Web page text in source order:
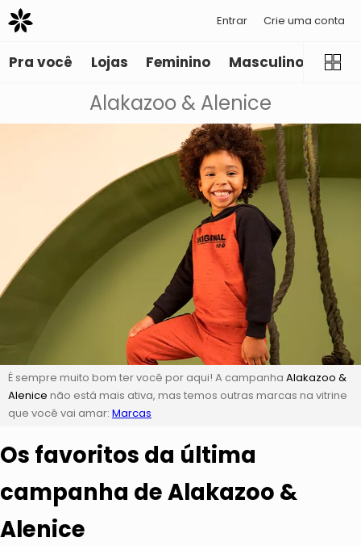
Entrar Crie uma conta
Pra você Lojas Feminino Masculino
Alakazoo & Alenice
É sempre muito bom ter você por aqui! A campanha Alakazoo &
Alenice não está mais ativa, mas temos outras marcas na vitrine
que você vai amar: Marcas
Os favoritos da última
campanha de Alakazoo &
Alenice